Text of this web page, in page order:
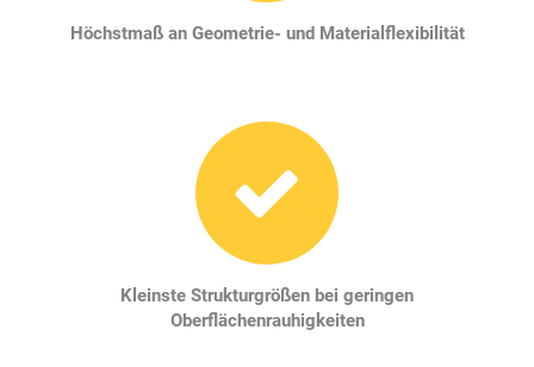
Höchstmaß an Geometrie- und Materialflexibilität
Kleinste Strukturgrößen bei geringen
Oberflächenrauhigkeiten